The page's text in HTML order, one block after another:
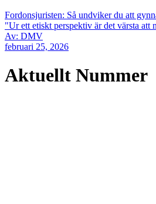
Fordonsjuristen: Så undviker du att
"Ur ett etiskt perspektiv är det värsta att
Av: DMV
februari 25, 2026
Aktuellt Nummer